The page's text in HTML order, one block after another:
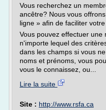
Vous recherchez un
ancêtre? Nous vous
ligne » afin de faciliter votre
Vous pouvez effectuer une
n'importe lequel des
dans les champs si vous
noms et prénoms, vous
vous le connaissez, ou...
Lire la suite
Site : http://www.rsfa.ca